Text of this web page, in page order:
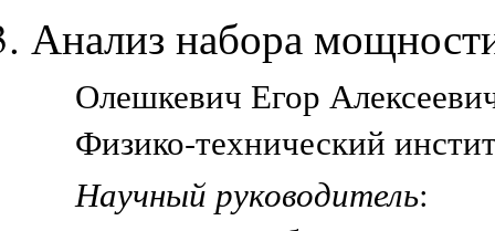
Анализ набора
Олешкевич Егор
Физико-технический
Научный руководитель: